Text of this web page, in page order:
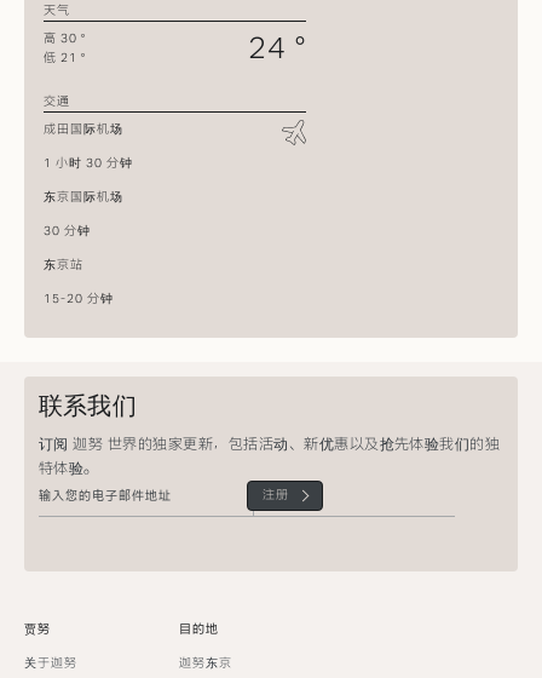
天气
高 30 °
低 21 °
24 °
交通
成田国际机场
1 小时 30 分钟
东京国际机场
30 分钟
东京站
15-20 分钟
联系我们
订阅 迦努 世界的独家更新，包括活动、新优惠以及抢先体验我们的独
特体验。
注册
贾努
关于迦努
目的地
迦努东京